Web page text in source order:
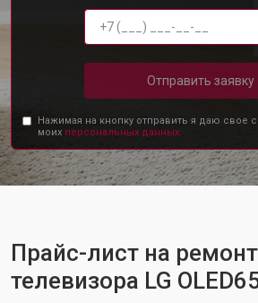
Отправить заявку
Нажимая на кнопку отправить я даю свое
моих персональных данных.
Прайс-лист на ремонт
телевизора LG